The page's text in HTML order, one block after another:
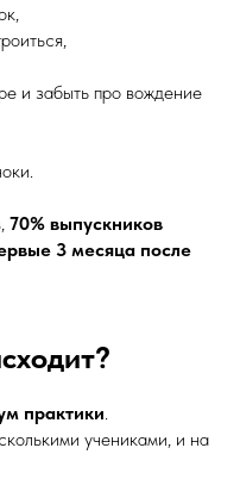
и забыть про вождение
70% выпускников
3 месяца после
практики.
учениками, и на